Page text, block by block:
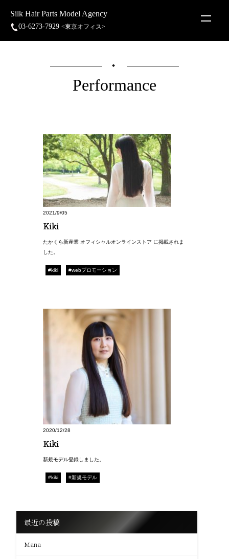
Silk Hair Parts Model Agency
03-6273-7929 <東京オフィス>
Performance
2021/9/05
Kiki
たかくら新産業 オフィシャルオンラインストア に掲載されま
した。
#kiki #webプロモーション
2020/12/28
Kiki
新規モデル登録しました。
#kiki #新規モデル
最近の投稿
Mana